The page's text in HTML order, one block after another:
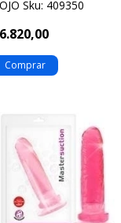
Sku: 409350